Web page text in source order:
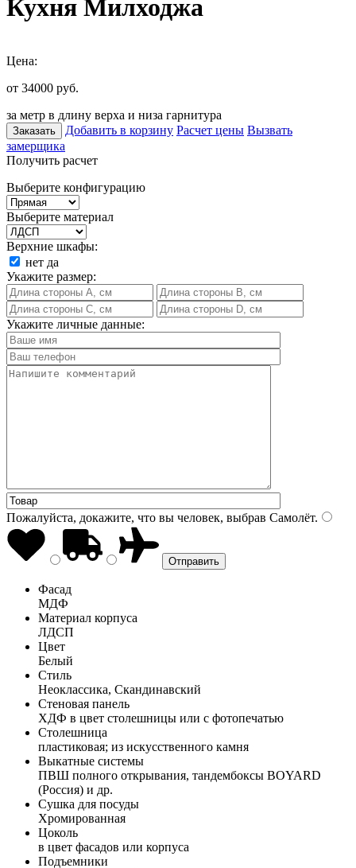
Кухня Милходжа
Цена:
от 34000 руб.
за метр в длину верха и низа гарнитура
Заказать Добавить в корзину Расчет цены Вызвать
замерщика
Получить расчет
Выберите конфигурацию
Выберите материал
Верхние шкафы:
нет да
Укажите размер:
Укажите личные данные:
Пожалуйста, докажите, что вы человек, выбрав Самолёт.
Фасад
МДФ
Материал корпуса
ЛДСП
Цвет
Белый
Стиль
Неоклассика, Скандинавский
Стеновая панель
ХДФ в цвет столешницы или с фотопечатью
Столешница
пластиковая; из искусственного камня
Выкатные системы
ПВШ полного открывания, тандембоксы BOYARD
(Россия) и др.
Сушка для посуды
Хромированная
Цоколь
в цвет фасадов или корпуса
Подъемники